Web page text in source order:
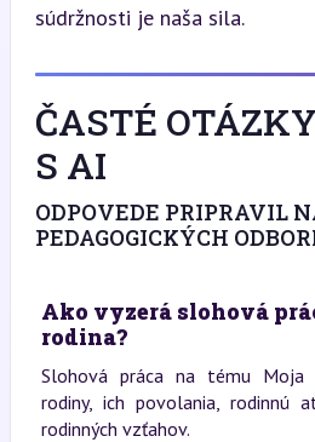
súdržnosti je naša sila.
ČASTÉ
S AI
ODPOVEDE PRIPRAVIL
PEDAGOGICKÝCH
Ako vyzerá slohová
rodina?
Slohová práca na tému Moja
rodiny, ich povolania, rodinnú
rodinných vzťahov.